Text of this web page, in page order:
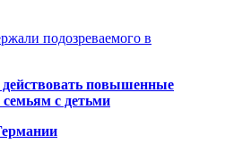
подозреваемого в
повышенные
с детьми